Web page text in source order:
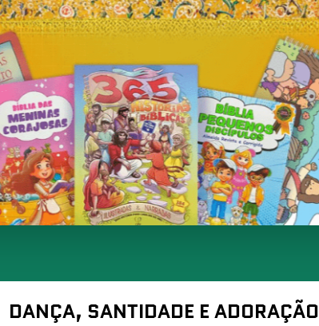
DANÇA, SANTIDADE E ADORAÇÃO